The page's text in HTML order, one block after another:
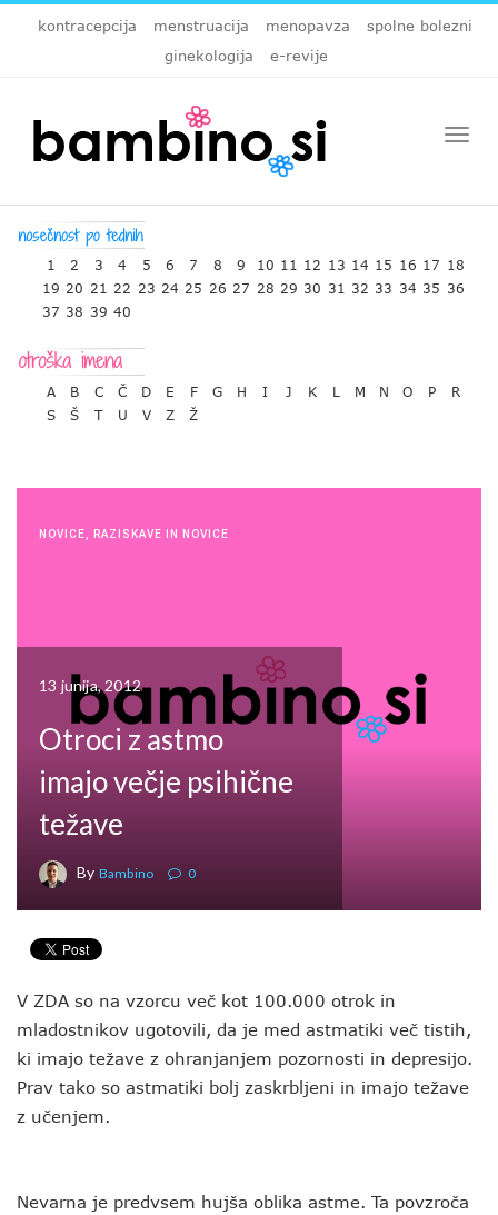
kontracepcija menstruacija menopavza
spolne bolezni
ginekologija
e-revije
1 2 3 4 5 6 7 8 9 10 11 12 13 14 15 16 17 18
19 20 21 22 23 24 25 26 27 28 29 30 31 32 33 34 35 36
37 38 39 40
A B C Č D E F G H I J K L M N O P
R
S
Š T U V Z Ž
NOVICE RAZISKAVE IN NOVICE
13 junija, 2012
Otroci z astmo
imajo večje psihične
težave
By Bambino 0
V ZDA so na vzorcu več kot 100.000 otrok in
mladostnikov ugotovili, da je med astmatiki več tistih,
ki imajo težave z ohranjanjem pozornosti in depresijo.
Prav tako so astmatiki bolj zaskrbljeni in imajo težave
z učenjem.
Nevarna je predvsem hujša oblika astme. Ta povzroča